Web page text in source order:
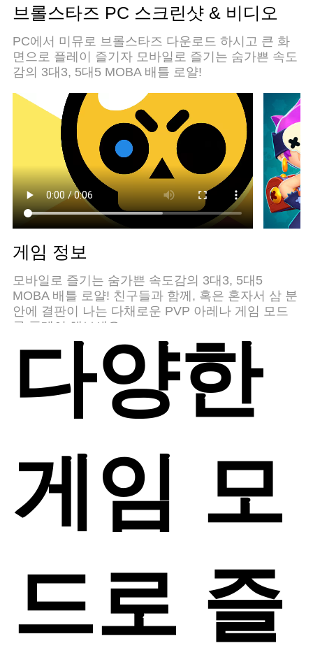
컴퓨터에서 다운로드 하시고 브롤스타즈 설치하세
요. 배터리 걱정, 발열 걱정 필요없이 마음껏 즐길수
있습니다; 미뮤 멀티로 무장하여 모바일 게임을 한
층 더 재미있게 플레이할 수 있습니다!
브롤스타즈 PC 스크린샷 & 비디오
PC에서 미뮤로 브롤스타즈 다운로드 하시고 큰 화
면으로 플레이 즐기자 모바일로 즐기는 숨가쁜 속도
감의 3대3, 5대5 MOBA 배틀 로얄!
게임 정보
모바일로 즐기는 숨가쁜 속도감의 3대3, 5대5
MOBA 배틀 로얄! 친구들과 함께, 혹은 혼자서 삼 분
안에 결판이 나는 다채로운 PVP 아레나 게임 모드
를 플레이 해보세요.
저마다의 강력한 초능력, 스타 파워, 기발한 무기로
무장한 수십 가지의 “브롤러”를 잠금 해제하고 업그
레이드하세요! 다양한 희귀 스킨을 수집해 마음껏
뽐내보세요. “Brawliverse”에서 찾아볼 수 있는 각양
각색의 아레나에서 전투를 벌여요!
브롤스타즈는 무료로 다운로드하여 플레이할 수 있
지만, 일부 게임 아이템(무작위 아이템 포함)은 현금
으로 구매할 수 있습니다. 현금을 사용한 게임 아이
템 구매를 원하지 않는 경우에는 기기 설정에서 인
앱 구매를 비활성화하세요。
다양한
게임 모
드로 즐